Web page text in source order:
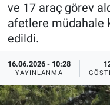
ve 17 araç görev
afetlere müdahale
edildi.
16.06.2026 - 10:28
YAYINLANMA
Künye
Son Dakika
Haber Arşivi